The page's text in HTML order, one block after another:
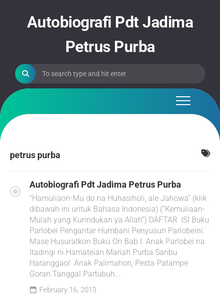
Autobiografi Pdt Jadima
Petrus Purba
petrus purba
Autobiografi Pdt Jadima Petrus Purba
“Hamuliaon-Mu do na Huhasiholi, ale Jahowa” (klik
dibawah ini untuk Bahasa Indonesia) (“Kemuliaan-
Mulah yang Kurindukan ya Allah”) DAFTAR ISI Buku
Parlobei Pengantar Humbani Penyusun Parlobeini:
Mase Husuratkon Buku On Bab I. Anak Parlobei na
Itadingi ni Hamateian Mariah Purba Saribu
Haranggaol Anak Palimahon, Pesta Patampe
Goran Tanggal Partubuh...
February 16, 2013